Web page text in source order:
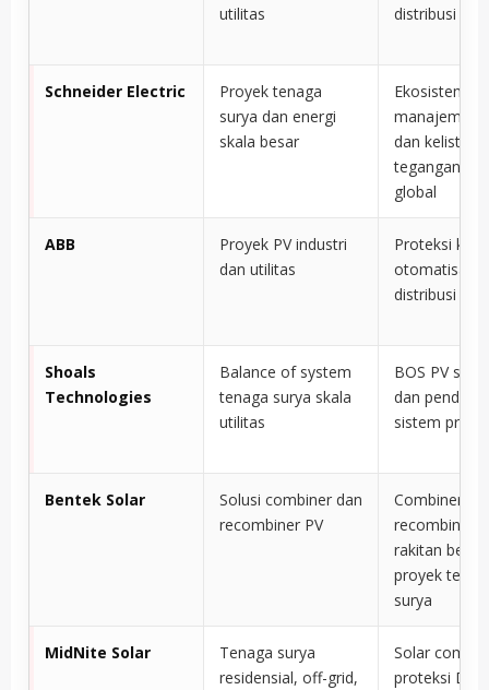
utilitas
distribusi
Schneider Electric
Proyek tenaga
surya dan energi
skala besar
Ekosistem
manajemen
dan
tegangan
global
ABB
Proyek PV industri
dan utilitas
Proteksi
otomatisasi,
distribusi
Shoals
Technologies
Balance of system
tenaga surya skala
utilitas
BOS PV
dan
sistem pra-
Bentek Solar
Solusi combiner dan
recombiner PV
Combiner,
recombiner,
rakitan
proyek
surya
MidNite Solar
Tenaga surya
residensial, off-grid,
Solar
proteksi DC